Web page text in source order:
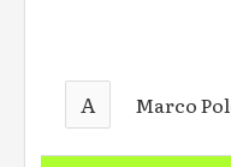
A Marco